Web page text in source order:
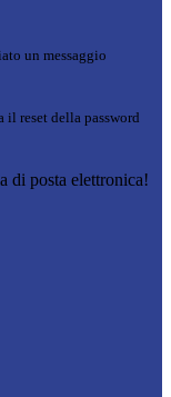
un messaggio
il reset della password
di posta elettronica!